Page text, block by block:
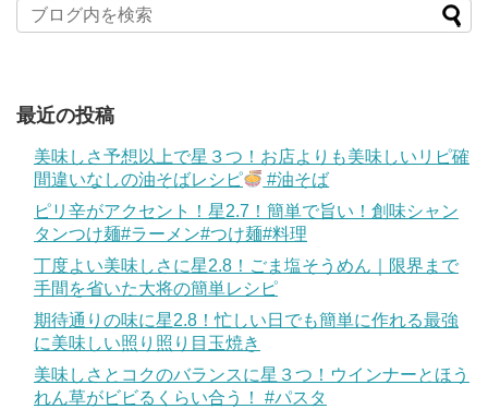
最近の投稿
美味しさ予想以上で星３つ！お店よりも美味しいリピ確
間違いなしの油そばレシピ
#油そば
ピリ辛がアクセント！星2.7！簡単で旨い！創味シャン
タンつけ麺#ラーメン#つけ麺#料理
丁度よい美味しさに星2.8！ごま塩そうめん｜限界まで
手間を省いた大将の簡単レシピ
期待通りの味に星2.8！忙しい日でも簡単に作れる最強
に美味しい照り照り目玉焼き
美味しさとコクのバランスに星３つ！ウインナーとほう
れん草がビビるくらい合う！ #パスタ